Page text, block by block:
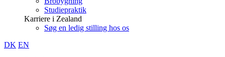
Studiepraktik
Karriere i Zealand
Søg en ledig stilling hos os
DK EN